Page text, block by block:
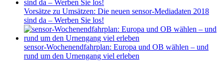
Vorsätze zu Umsätzen: Die neuen sensor-Mediadaten 2018
sind da – Werben Sie los!
sensor-Wochenendfahrplan: Europa und OB wählen – und
rund um den Urnengang viel erleben